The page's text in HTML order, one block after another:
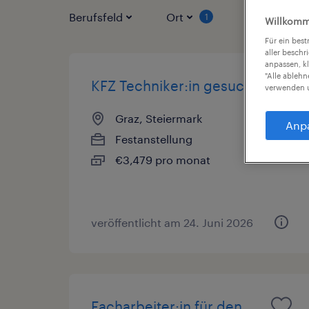
Berufsfeld Ort 1
KFZ Techniker:in gesucht!
Graz, Steiermark
Festanstellung
€3,479 pro monat
veröffentlicht am 24. Juni 2026
Für ein
aller
anpassen,
"Alle
verwenden